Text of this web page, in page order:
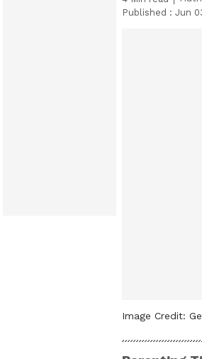
Published : Jun
Image Credit: